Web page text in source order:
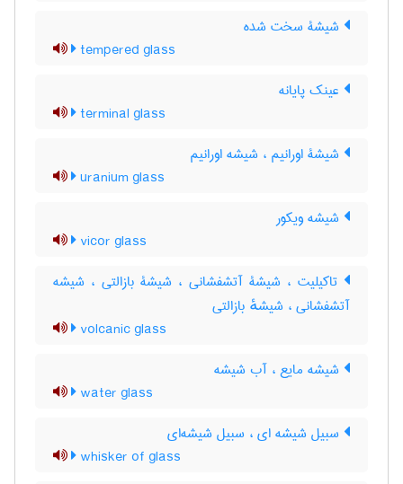
شیشۀ سخت شده
tempered glass
عینک پایانه
terminal glass
شیشۀ اورانیم ، شیشه اورانیم
uranium glass
شیشه ویکور
vicor glass
تاکیلیت ، شیشۀ آتشفشانی ، شیشۀ بازالتی ، شیشه
آتشفشانی ، شیشهٔ بازالتی
volcanic glass
شیشه مایع ، آب شیشه
water glass
سبیل شیشه ای ، سبیل شیشه‌ای
whisker of glass